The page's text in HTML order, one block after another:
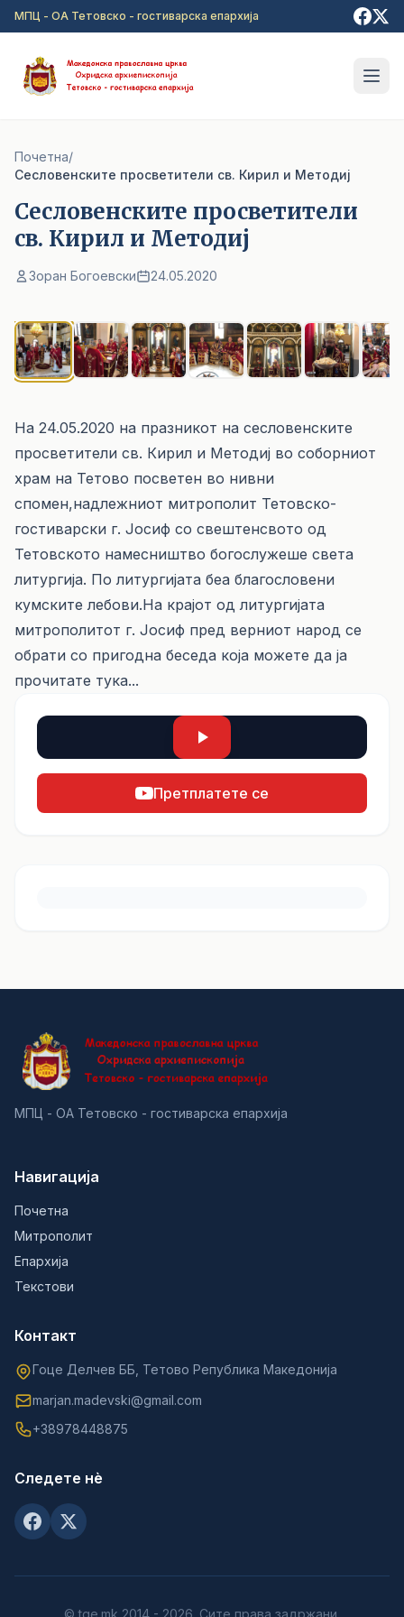
Прејди на главна содржина
МПЦ - ОА Тетовско - гостиварска епархија
Почетна/
Cесловенските просветители св. Кирил и Методиј
Cесловенските просветители
св. Кирил и Методиј
Зоран Богоевски 24.05.2020
На 24.05.2020 на празникот на сесловенските
просветители св. Кирил и Методиј во соборниот
храм на Тетово посветен во нивни
спомен,надлежниот митрополит Тетовско-
гостиварски г. Јосиф со свештенсвото од
Тетовското намесништво богослужеше света
литургија. По литургијата беа благословени
кумските лебови.На крајот од литургијата
митрополитот г. Јосиф пред верниот народ се
обрати со пригодна беседа која можете да ја
прочитате тука...
Претплатете се
МПЦ - ОА Тетовско - гостиварска епархија
Навигација
Почетна
Митрополит
Епархија
Текстови
Контакт
Гоце Делчев ББ, Тетово Република Македонија
marjan.madevski@gmail.com
+38978448875
Следете нè
© tge.mk 2014 - 2026. Сите права задржани.